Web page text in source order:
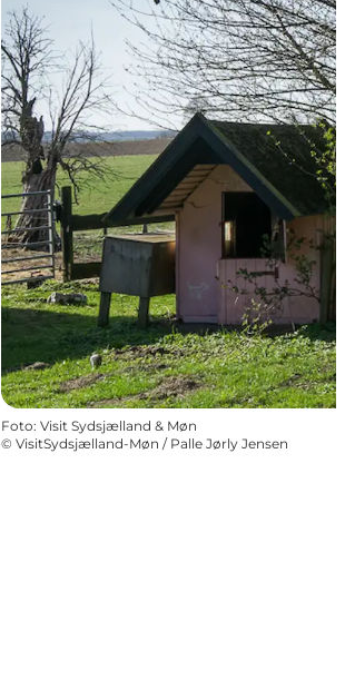
Foto: Visit Sydsjælland & Møn
© VisitSydsjælland-Møn / Palle Jørly Jensen